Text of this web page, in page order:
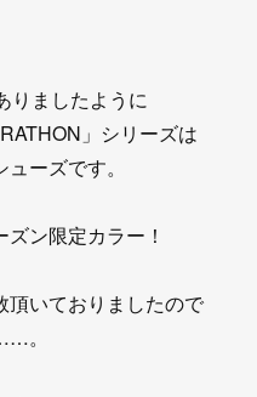
りましたように
」シリーズは
ーズです。
ン限定カラー！
頂いておりましたので
。